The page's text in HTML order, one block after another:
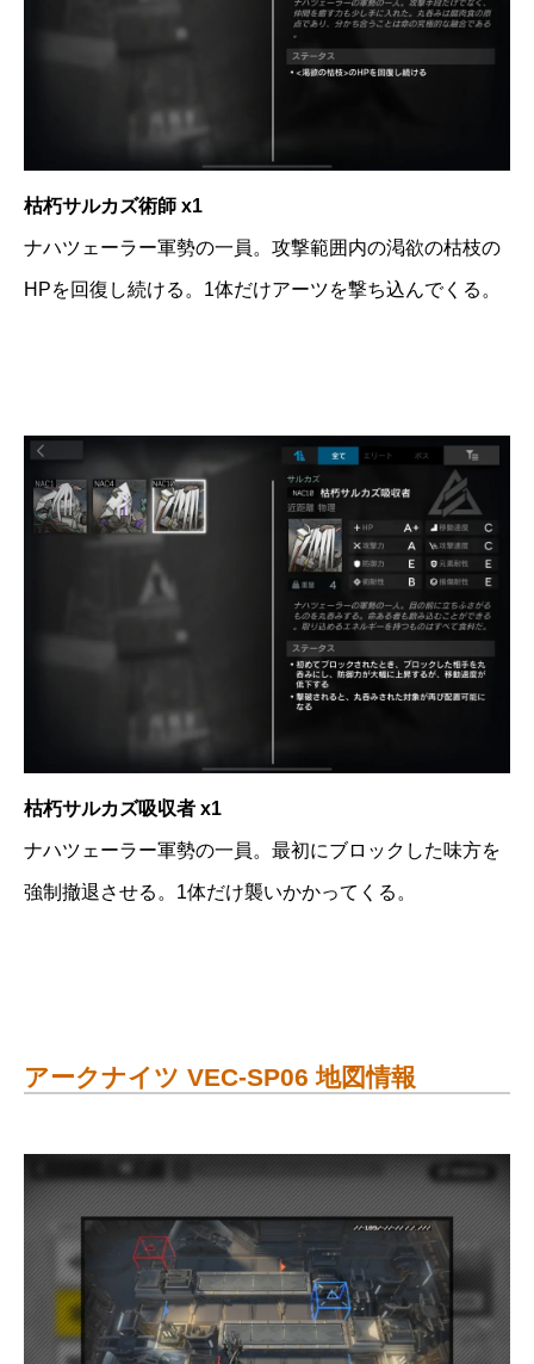
枯朽サルカズ術師 x1
ナハツェーラー軍勢の一員。攻撃範囲内の渇欲の枯枝の
HPを回復し続ける。1体だけアーツを撃ち込んでくる。
枯朽サルカズ吸収者 x1
ナハツェーラー軍勢の一員。最初にブロックした味方を
強制撤退させる。1体だけ襲いかかってくる。
アークナイツ VEC-SP06 地図情報